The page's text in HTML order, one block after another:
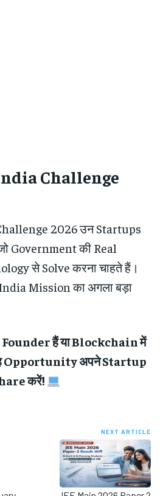
Challenge
2026 उन Startups
Government की Real
से Solve करना चाहते हैं।
Mission का अगला बड़ा
हैं या Blockchain में
Opportunity अपने Startup
करें!
NEXT ARTICLE